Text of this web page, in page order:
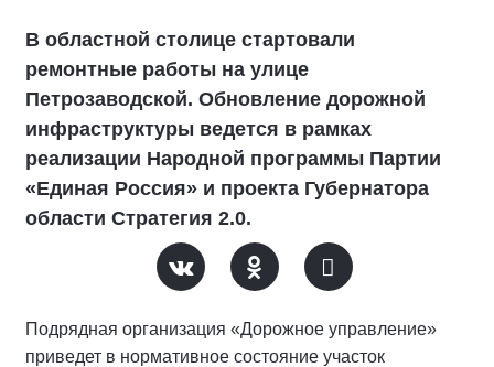
В областной столице стартовали
ремонтные работы на улице
Петрозаводской. Обновление дорожной
инфраструктуры ведется в рамках
реализации Народной программы Партии
«Единая Россия» и проекта Губернатора
области Стратегия 2.0.
Подрядная организация «Дорожное управление»
приведет в нормативное состояние участок